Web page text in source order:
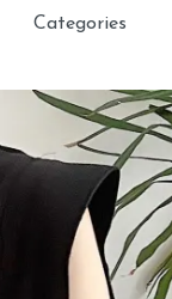
Categories